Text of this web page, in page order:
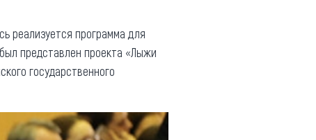
реализуется программа для
представлен проекта «Лыжи
государственного